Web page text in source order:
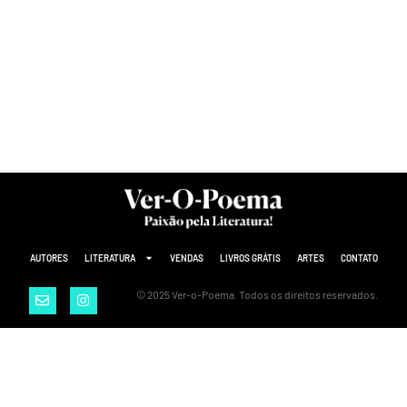
AUTORES LITERATURA VENDAS LIVROS GRÁTIS ARTES CONTATO
© 2025 Ver-o-Poema. Todos os direitos reservados.